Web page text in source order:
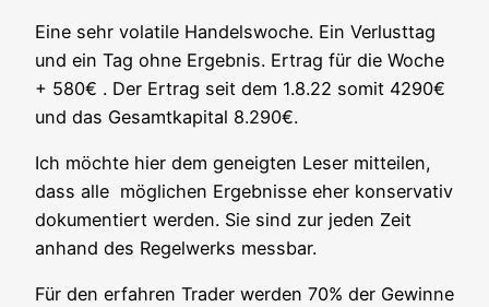
Eine sehr vola­ti­le Han­dels­wo­che. Ein Ver­lust­tag
und ein Tag ohne Ergeb­nis. Ertrag für die Woche
+ 580€ . Der Ertrag seit dem 1.8.22 somit 4290€
und das Gesamt­ka­pi­tal 8.290€.
Ich möch­te hier dem geneig­ten Leser mit­tei­len,
dass alle mög­li­chen Ergeb­nis­se eher kon­ser­va­tiv
doku­men­tiert wer­den. Sie sind zur jeden Zeit
anhand des Regel­werks messbar.
Für den erfah­ren Trader wer­den 70% der Gewin­ne